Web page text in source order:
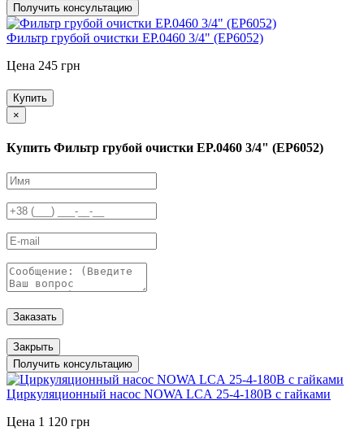
Получить консультацию
Фильтр грубой очистки EP.0460 3/4" (EP6052)
Цена 245 грн
Купить
×
Купить Фильтр грубой очистки EP.0460 3/4" (EP6052)
Заказать
Закрыть
Получить консультацию
Циркуляционный насос NOWA LCА 25-4-180B с гайками
Цена 1 120 грн